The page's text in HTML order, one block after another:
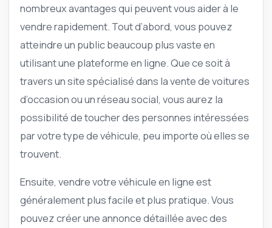
nombreux avantages qui peuvent vous aider à le
vendre rapidement. Tout d’abord, vous pouvez
atteindre un public beaucoup plus vaste en
utilisant une plateforme en ligne. Que ce soit à
travers un site spécialisé dans la vente de voitures
d’occasion ou un réseau social, vous aurez la
possibilité de toucher des personnes intéressées
par votre type de véhicule, peu importe où elles se
trouvent.
Ensuite, vendre votre véhicule en ligne est
généralement plus facile et plus pratique. Vous
pouvez créer une annonce détaillée avec des